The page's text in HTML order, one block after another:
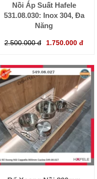
Nồi Áp Suất Hafele
531.08.030: Inox 304, Đa
Năng
2.500.000 đ 1.750.000 đ